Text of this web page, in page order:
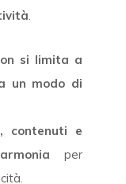
.
si limita a
un modo di
contenuti e
per